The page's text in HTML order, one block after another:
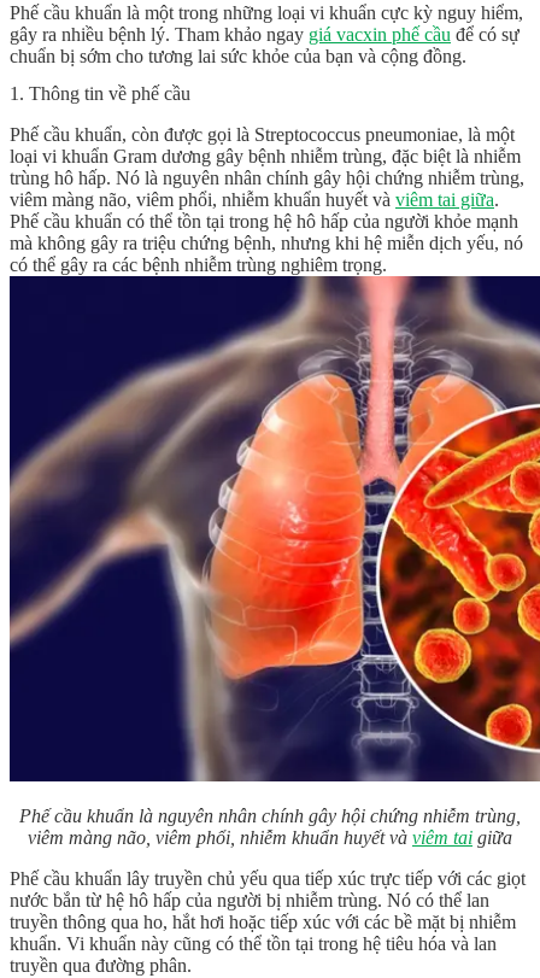
Phế cầu khuẩn là một trong những loại vi khuẩn cực kỳ nguy hiểm,
gây ra nhiều bệnh lý. Tham khảo ngay giá vacxin phế cầu để có sự
chuẩn bị sớm cho tương lai sức khỏe của bạn và cộng đồng.
1. Thông tin về phế cầu
Phế cầu khuẩn, còn được gọi là Streptococcus pneumoniae, là một
loại vi khuẩn Gram dương gây bệnh nhiễm trùng, đặc biệt là nhiễm
trùng hô hấp. Nó là nguyên nhân chính gây hội chứng nhiễm trùng,
viêm màng não, viêm phổi, nhiễm khuẩn huyết và viêm tai giữa.
Phế cầu khuẩn có thể tồn tại trong hệ hô hấp của người khỏe mạnh
mà không gây ra triệu chứng bệnh, nhưng khi hệ miễn dịch yếu, nó
có thể gây ra các bệnh nhiễm trùng nghiêm trọng.
Phế cầu khuẩn là nguyên nhân chính gây hội chứng nhiễm trùng,
viêm màng não, viêm phổi, nhiễm khuẩn huyết và viêm tai giữa
Phế cầu khuẩn lây truyền chủ yếu qua tiếp xúc trực tiếp với các giọt
nước bắn từ hệ hô hấp của người bị nhiễm trùng. Nó có thể lan
truyền thông qua ho, hắt hơi hoặc tiếp xúc với các bề mặt bị nhiễm
khuẩn. Vi khuẩn này cũng có thể tồn tại trong hệ tiêu hóa và lan
truyền qua đường phân.